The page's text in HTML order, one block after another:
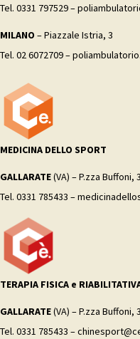
Tel. 0331 797529 –
MILANO – Piazzale Istria, 3
Tel. 02 6072709 –
MEDICINA DELLO SPORT
GALLARATE(VA) – P.zza
Tel. 0331 785433 –
TERAPIA FISICA e
GALLARATE(VA) – P.zza
Tel. 0331 785433 –